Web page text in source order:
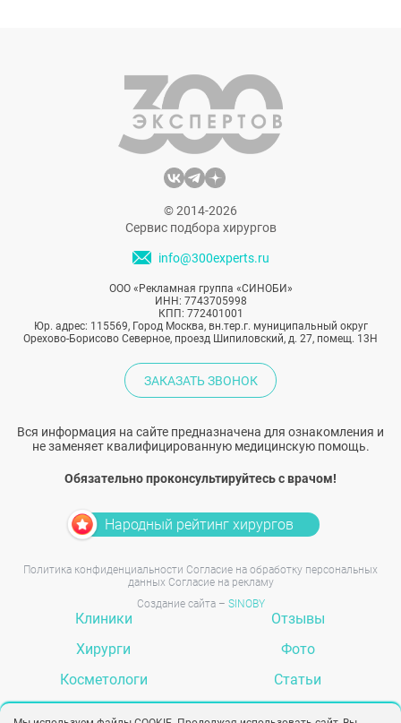
© 2014-2026
Сервис подбора хирургов
info@300experts.ru
ООО «Рекламная группа «СИНОБИ»
ИНН: 7743705998
КПП: 772401001
Юр. адрес: 115569, Город Москва, вн.тер.г. муниципальный округ
Орехово-Борисово Северное, проезд Шипиловский, д. 27, помещ. 13Н
ЗАКАЗАТЬ ЗВОНОК
Вся информация на сайте предназначена для ознакомления и
не заменяет квалифицированную медицинскую помощь.
Обязательно проконсультируйтесь с врачом!
Народный рейтинг хирургов
Политика конфиденциальности Согласие на обработку персональных
данных Согласие на рекламу
Создание сайта – SINOBY
Клиники
Хирурги
Косметологи
Отзывы
Фото
Статьи